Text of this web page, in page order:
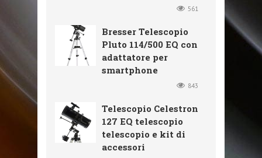
561
Bresser Telescopio
Pluto 114/500 EQ con
adattatore per
smartphone
843
Telescopio Celestron
127 EQ telescopio
telescopio e kit di
accessori